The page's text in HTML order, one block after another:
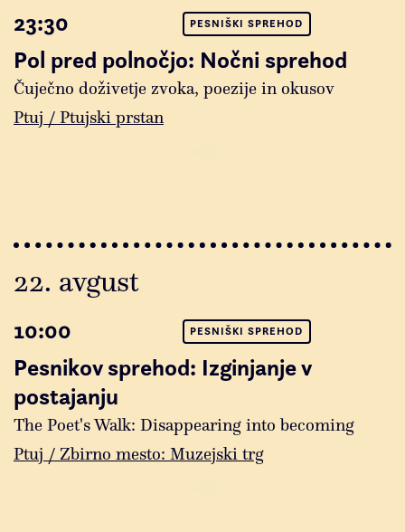
23:30 PESNIŠKI SPREHOD
Pol pred polnočjo: Nočni sprehod
Čuječno doživetje zvoka, poezije in okusov
Ptuj / Ptujski prstan
22. avgust
10:00 PESNIŠKI SPREHOD
Pesnikov sprehod: Izginjanje v
postajanju
The Poet's Walk: Disappearing into becoming
Ptuj / Zbirno mesto: Muzejski trg